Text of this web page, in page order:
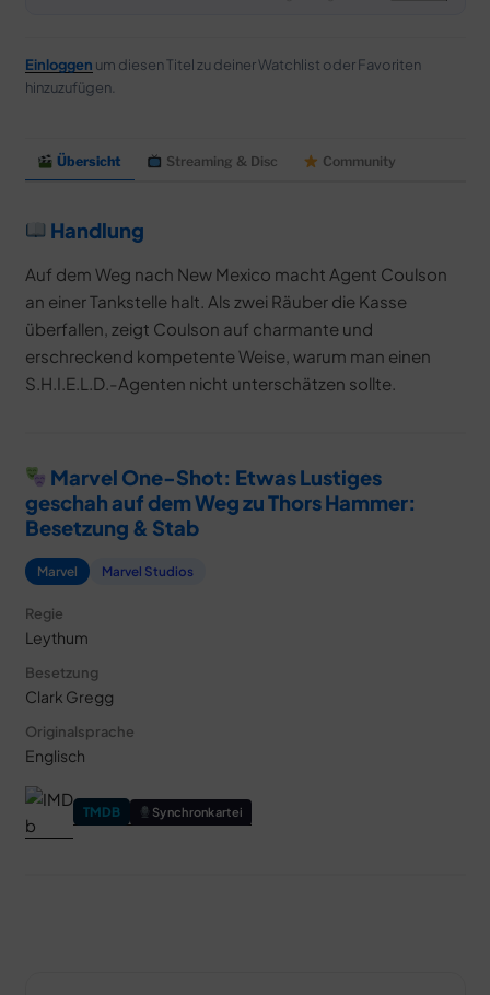
Einloggen um diesen Titel zu deiner Watchlist oder Favoriten
hinzuzufügen.
Übersicht Streaming & Disc Community
Handlung
Auf dem Weg nach New Mexico macht Agent Coulson
an einer Tankstelle halt. Als zwei Räuber die Kasse
überfallen, zeigt Coulson auf charmante und
erschreckend kompetente Weise, warum man einen
S.H.I.E.L.D.-Agenten nicht unterschätzen sollte.
Marvel One-Shot: Etwas Lustiges
geschah auf dem Weg zu Thors Hammer:
Besetzung & Stab
Marvel Marvel Studios
Regie
Leythum
Besetzung
Clark Gregg
Originalsprache
Englisch
TMDB Synchronkartei